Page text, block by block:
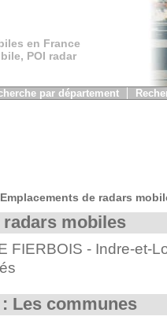
en France
POI radar
par département
de radars
mobiles
FIERBOIS - Indre-et-
Les communes